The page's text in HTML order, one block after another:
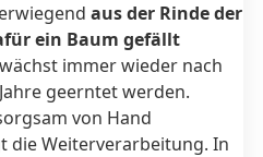
aus der Rinde der
ein Baum gefällt
immer wieder nach
geerntet werden.
von Hand
die Weiterverarbeitung. In